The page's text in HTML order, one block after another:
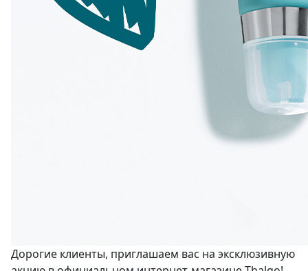
Дорогие клиенты, приглашаем вас на эксклюзивную